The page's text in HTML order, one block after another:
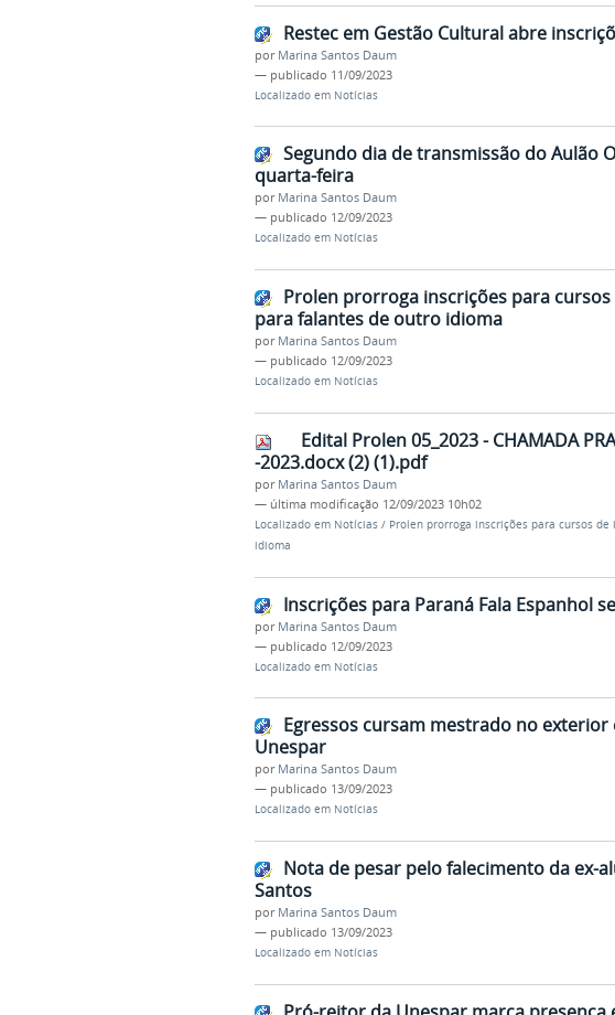
Restec em Gestão Cultural abre
por Marina Santos Daum
— publicado 11/09/2023
Localizado em Notícias
Segundo dia de transmissão do Aulão
quarta-feira
por Marina Santos Daum
— publicado 12/09/2023
Localizado em Notícias
Prolen prorroga inscrições para
para falantes de outro idioma
por Marina Santos Daum
— publicado 12/09/2023
Localizado em Notícias
Edital Prolen 05_2023 - CHAMADA
-2023.docx (2) (1).pdf
por Marina Santos Daum
— última modificação 12/09/2023 10h02
Localizado em Notícias / Prolen prorroga inscrições para cursos
idioma
Inscrições para Paraná Fala Espanhol
por Marina Santos Daum
— publicado 12/09/2023
Localizado em Notícias
Egressos cursam mestrado no
Unespar
por Marina Santos Daum
— publicado 13/09/2023
Localizado em Notícias
Nota de pesar pelo falecimento da ex-
Santos
por Marina Santos Daum
— publicado 13/09/2023
Localizado em Notícias